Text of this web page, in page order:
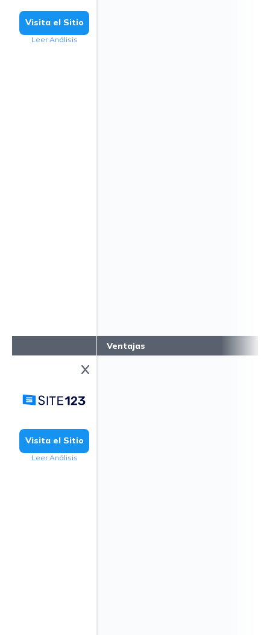
Visita el Sitio
Leer Análisis
Visita el Sitio
Leer Análisis
Ventajas